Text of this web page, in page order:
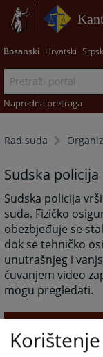
Bosanski Hrvatski
Napredna pretraga
Rad suda
Sudska policija
Sudska policija
suda. Fizičko
obezbjeđuje se
dok se tehničko
unutrašnjeg i
čuvanjem video
mogu pregledati.